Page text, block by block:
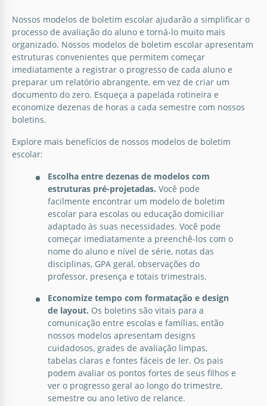
Relatório Escolar Azul
Você quer fazer um relatório escolar para a
administração ou para o seu professor? Sugerimos
não gastar muito tempo e esforço nisso.
Transforme dados monótonos em insights
visualmente atraentes com nosso Modelo de
Relatório Colorido. Projetado para dar vida às
apresentações, este modelo mescla informações
com imagens vibrantes.
Google Docs
Relatório da Escola Violeta
Nosso modelo de Relatório Escolar Violeta é perfeito
para qualquer aluno.
Google Docs
Nossos modelos de boletim escolar ajudarão a simplificar o
processo de avaliação do aluno e torná-lo muito mais
organizado. Nossos modelos de boletim escolar apresentam
estruturas convenientes que permitem começar
imediatamente a registrar o progresso de cada aluno e
preparar um relatório abrangente, em vez de criar um
documento do zero. Esqueça a papelada rotineira e
economize dezenas de horas a cada semestre com nossos
boletins.
Explore mais benefícios de nossos modelos de boletim
escolar:
Escolha entre dezenas de modelos com
estruturas pré-projetadas. Você pode
facilmente encontrar um modelo de boletim
escolar para escolas ou educação domiciliar
adaptado às suas necessidades. Você pode
começar imediatamente a preenchê-los com o
nome do aluno e nível de série, notas das
disciplinas, GPA geral, observações do
professor, presença e totais trimestrais.
Economize tempo com formatação e design
de layout. Os boletins são vitais para a
comunicação entre escolas e famílias, então
nossos modelos apresentam designs
cuidadosos, grades de avaliação limpas,
tabelas claras e fontes fáceis de ler. Os pais
podem avaliar os pontos fortes de seus filhos e
ver o progresso geral ao longo do trimestre,
semestre ou ano letivo de relance.